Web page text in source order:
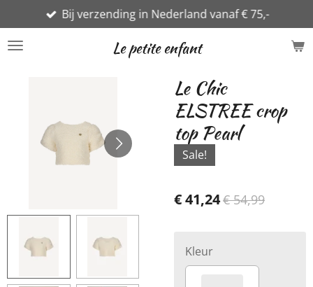
direct
naar
Le petite enfant
Bij verzending in Nederland vanaf € 75,-
Le Chic
ELSTREE crop
top Pearl
Sale!
€ 41,24€ 54,99
Kleur